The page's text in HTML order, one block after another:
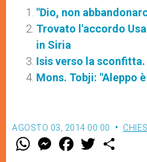
"Dio, non
Trovato l'accordo
in Siria
Isis verso la
Mons. Tobji: "Aleppo
AGOSTO 03, 2014 00:00
W M
e
F
a w